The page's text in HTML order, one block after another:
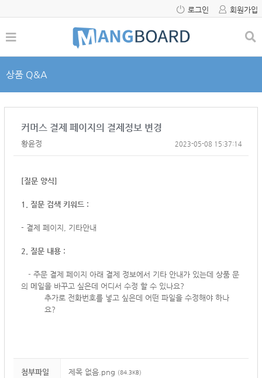
로그인 회원가입
상품 Q&A
커머스 결제 페이지의 결제정보 변경
황윤정 2023-05-08 15:37:14
[질문 양식]
1. 질문 검색 키워드 :
- 결제 페이지, 기타안내
2. 질문 내용 :
- 주문 결제 페이지 아래 결제 정보에서 기타 안내가 있는데 상품 문
의 메일을 바꾸고 싶은데 어디서 수정 할 수 있나요?
추가로 전화번호를 넣고 싶은데 어떤 파일을 수정해야 하나
요?
첨부파일 제목 없음.png (84.3KB)